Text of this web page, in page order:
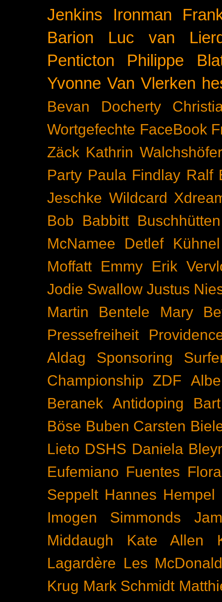
Jenkins
Ironman
Barion
Luc van
Penticton
Philippe
Yvonne Van Vlerken
Bevan Docherty
Wortgefechte FaceBook
Zäck Kathrin Walchshöfer
Party Paula Findlay Ralf
Jeschke Wildcard
Bob Babbitt Buschhütten
McNamee
Detlef Kühnel
Moffatt
Emmy
Erik
Jodie Swallow Justus
Martin Bentele
Mary
Pressefreiheit
Aldag
Sponsoring
Championship
ZDF
Beranek Antidoping
Böse Buben Carsten
Lieto DSHS Daniela
Eufemiano Fuentes
Seppelt Hannes Hempel
Imogen Simmonds
Middaugh
Kate Allen
Lagardère Les
Krug Mark Schmidt